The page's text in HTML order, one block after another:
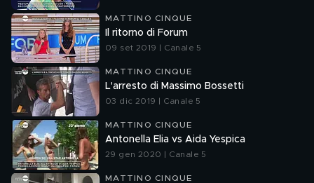
MATTINO CINQUE
Il ritorno di Forum
09 set 2019 | Canale 5
MATTINO CINQUE
L'arresto di Massimo Bossetti
03 dic 2019 | Canale 5
MATTINO CINQUE
Antonella Elia vs Aida Yespica
29 gen 2020 | Canale 5
MATTINO CINQUE